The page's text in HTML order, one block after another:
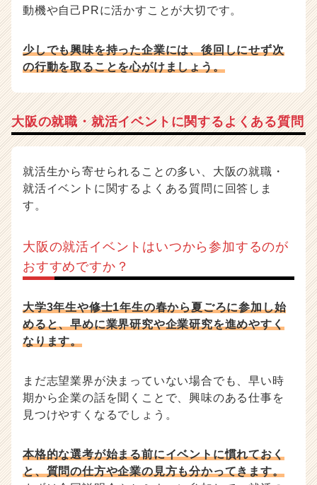
動機や自己PRに活かすことが大切です。
少しでも興味を持った企業には、後回しにせず次
の行動を取ることを心がけましょう。
大阪の就職・就活イベントに関するよくある質問
就活生から寄せられることの多い、大阪の就職・
就活イベントに関するよくある質問に回答しま
す。
大阪の就活イベントはいつから参加するのが
おすすめですか？
大学3年生や修士1年生の春から夏ごろに参加し始
めると、早めに業界研究や企業研究を進めやすく
なります。
まだ志望業界が決まっていない場合でも、早い時
期から企業の話を聞くことで、興味のある仕事を
見つけやすくなるでしょう。
本格的な選考が始まる前にイベントに慣れておく
と、質問の仕方や企業の見方も分かってきます。